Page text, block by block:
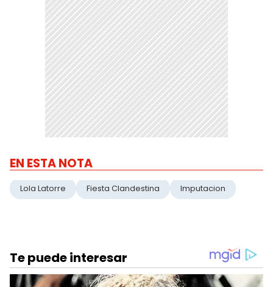
EN ESTA NOTA
Lola Latorre Fiesta Clandestina Imputacion